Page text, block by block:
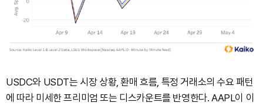
USDC와 USDT는 시장 상황, 환매 흐름, 특정 거래소의 수요 패턴
에 따라 미세한 프리미엄 또는 디스카운트를 반영한다. AAPL이 이